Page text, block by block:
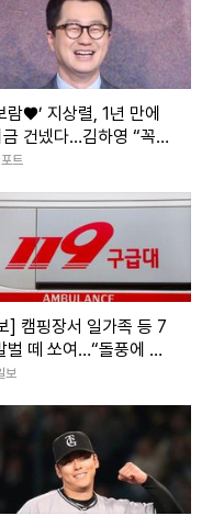
람♥’ 지상렬, 1년 만에
건넸다…김하영 “꼭
먹게 해주세요” [RE:스
트
] 캠핑장서 일가족 등 7
벌 떼 쏘여…“돌풍에 벌
려”
보